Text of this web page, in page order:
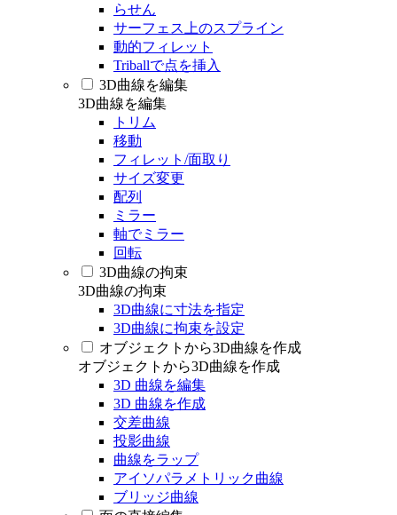
らせん
サーフェス上のスプライン
動的フィレット
Triballで点を挿入
3D曲線を編集
3D曲線を編集
トリム
移動
フィレット/面取り
サイズ変更
配列
ミラー
軸でミラー
回転
3D曲線の拘束
3D曲線の拘束
3D曲線に寸法を指定
3D曲線に拘束を設定
オブジェクトから3D曲線を作成
オブジェクトから3D曲線を作成
3D 曲線を編集
3D 曲線を作成
交差曲線
投影曲線
曲線をラップ
アイソパラメトリック曲線
ブリッジ曲線